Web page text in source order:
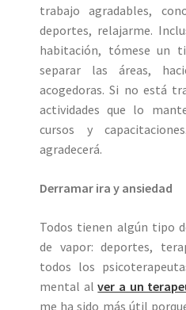
trabajo agradables,
deportes, relajarme.
habitación, tómese un
separar las áreas,
acogedoras. Si no está
actividades que lo
cursos y
agradecerá.
Derramar ira y ansiedad
Todos tienen algún tipo
de vapor: deportes,
todos los
mental alver a un
me ha sido más útil